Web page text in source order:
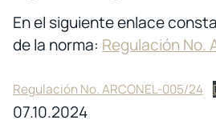
En el siguiente enlace
de la norma: Regulación No.
Regulación No. ARCONEL-005/24
07.10.2024